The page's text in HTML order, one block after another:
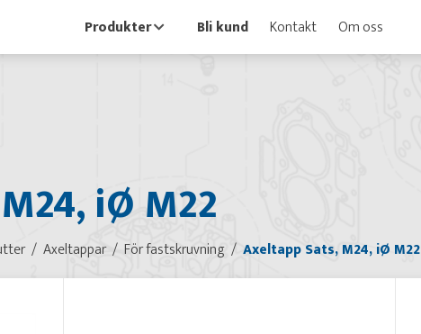
Produkter Bli kund Kontakt Om oss
iØ M22
Axeltappar För fastskruvning Axeltapp Sats, M24, iØ M22